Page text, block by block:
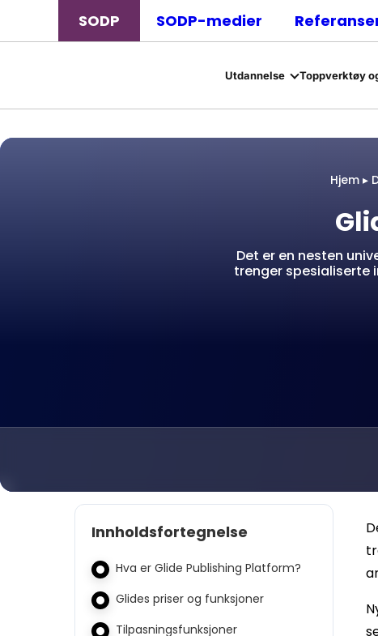
SODP SODP-medier
Utdannelse Toppverktøy
Hjem▸
Det er en nesten
trenger spesialiserte
Innholdsfortegnelse
Hva er Glide Publishing Platform?
Glides priser og funksjoner
Tilpasningsfunksjoner